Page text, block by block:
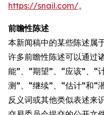
https://snail.com/。
前瞻性陈述
本新闻稿中的某些陈述属
许多前瞻性陈述可以通过
能”、“期望”、“应该”、“
测”、“继续”、“估计”和“
反义词或其他类似表述来